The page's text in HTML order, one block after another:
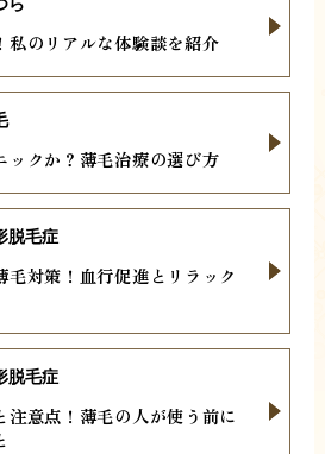
私のリアルな体験談を紹介
ックか？薄毛治療の選び方
毛対策！血行促進とリラック
脱毛症
注意点！薄毛の人が使う前に
脱毛症